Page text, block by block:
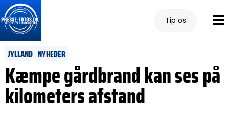
Tip os
JYLLAND NYHEDER
Kæmpe gårdbrand kan ses på
kilometers afstand